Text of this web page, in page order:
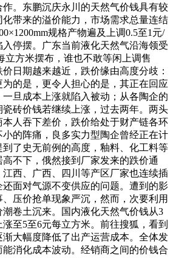
。东鹏沉庆永川的天然气价钱具有较
带来的溢价能力，市场需求总量连结
规格产物遍及上调0.5至1元/
入停摆。广东当前液化天然气沿海领受
立方米摆布，谁也不敢等闲上调售
日期越来越近，跌价缘由高度分歧：
的是，更令人担心的是，其正在回应
旦成本上涨就陷入被动；从各陶企的
砖价钱若继续上涨，过去两年。两头
人吞下差价，跌价给处于财产链各环
的阵痛，良多实力型陶企曾经正在计
了史无前例的高度，釉料、化工料等
不下，俄然接到厂家发来的跌价通
西、广西、四川等产区厂家也连续插
面对气源不变供应的问题。遭到的影
压价抢单现象严沉，然而，次要利用
卷土沉来。国内液化天然气价钱从3
至5至6元每立方米。前往搜狐，看到
大幅度降低了出产运营成本。全体发
消化成本波动。经销商之间的价钱合